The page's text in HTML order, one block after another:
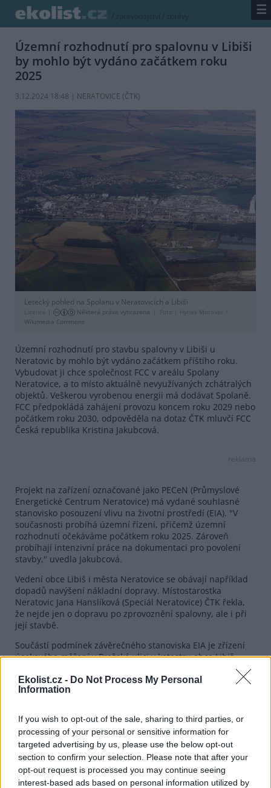
Ekolist.cz - Do Not Process My Personal
Information
If you wish to opt-out of the sale, sharing to third parties, or
processing of your personal or sensitive information for
targeted advertising by us, please use the below opt-out
section to confirm your selection. Please note that after your
opt-out request is processed you may continue seeing
interest-based ads based on personal information utilized by
/ zpravodajství / zprávy ☰
Územní rozhodnutí pro spalovnu v Libiši
by mohlo být vydáno začátkem roku
2025
3.12.2024 18:48 | NERATOVICE (ČTK)
Letecký pohled na Spolanu v Neratovicích a Libiši
Licence | Některá práva vyhrazena Foto |
Hynek Moravec /
Wikimedia Commons
Územní rozhodnutí pro stavbu spalovny v Libiši u
Neratovic by mohlo být vydáno začátkem příštího roku.
Vybudovat ji chce společnost FCC v areálu Spolany
Neratovice, a to místo aktuálně nevyužívaných zchátralých
objektů. Veškerou vyrobenou energii má dodávat Spolaně.
FCC předpokládá zahájení provozu koncem roku 2029 nebo
počátkem roku 2030, odpověděla na dotaz ČTK mluvčí FCC
Česká republika Kristina Jakubcová.
reklama
Projekt na zařízení označované jako PECeN (Průmyslové
Energetické Centrum Neratovice) má vydané souhlasné
stanovisko posouzení vlivu na životní prostředí (EIA). "V
současnosti probíhá územní řízení, přičemž územní
rozhodnutí očekáváme počátkem roku 2025. Zároveň
probíhají intenzivní práce na dokumentaci pro povolení
stavby," uvedla Jakubcová.
Vedení obce Libiš i města Neratovice se obávají například
dopadů navýšení nákladní dopravy. Místostarostka
Neratovic Jana Hanslíková (Speciál Neratovice) ČTK řekla,
že nejde jen o dopravu po zprovoznění spalovny, ale i při
její stavbě.
Součástí podmínek závěrečného stanoviska EIA je zřízení
úsekového měření v Pražské ulici v katastru obce Libiš.
Opatření má udělat na své náklady FCC, jeho cílem je lepší
dodržování maximální povolené rychlosti a tím i snížení
hlukové úrovně z dopravy. "Platí také náš závazek, že
PECeN přes obec Libiš vedena pouze po komunikaci
Spojovací, což je speciální příjezdová silnice pro areál
Spolana," doplnila mluvčí.
Kapacita spalovny má činit 160 000 tun odpadů za rok.
Výroba tepla ve spalovně umožní podle investora nahradit
většinu páry, kterou nyní Spolana vyrábí ze zemního plynu.